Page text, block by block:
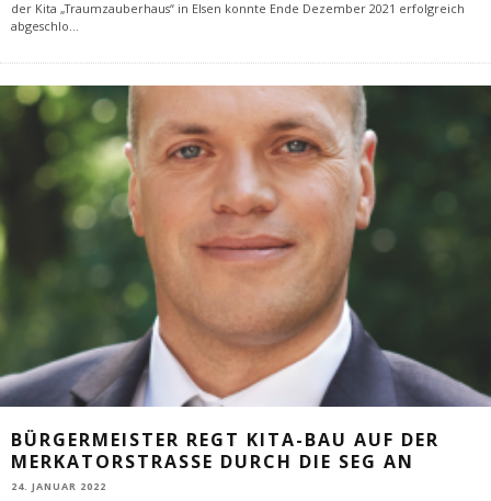
der Kita „Traumzauberhaus“ in Elsen konnte Ende Dezember 2021 erfolgreich
abgeschlo...
BÜRGERMEISTER REGT KITA-BAU AUF DER
MERKATORSTRASSE DURCH DIE SEG AN
24. JANUAR 2022